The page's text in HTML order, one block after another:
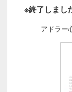
※終了しまし
アドラー